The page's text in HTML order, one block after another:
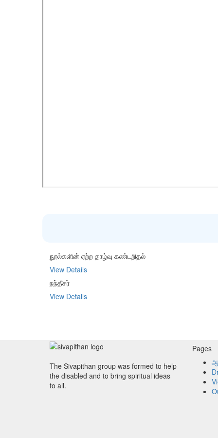
நூல்களின் ஏற்ற தாழ்வு கண்டறிதல்
View Details
நந்தீசர்
View Details
The Sivapithan group was formed to help
the disabled and to bring spiritual ideas
to all.
Pages